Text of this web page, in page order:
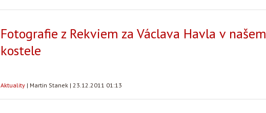
Fotografie z Rekviem za Václava Havla v našem
kostele
Aktuality | Martin Stanek | 23.12.2011 01:13